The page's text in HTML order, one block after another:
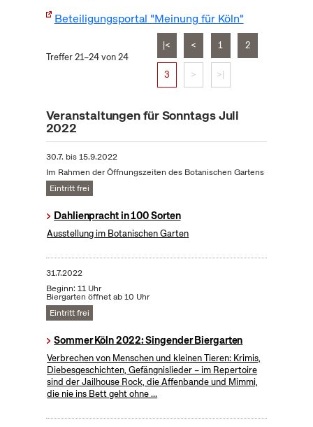
Beteiligungsportal "Meinung für Köln"
Treffer 21–24 von 24
|< < 1 2
3 > >|
Veranstaltungen für Sonntags Juli
2022
30.7. bis15.9.2022
Im Rahmen der Öffnungszeiten des Botanischen Gartens
Eintritt frei
Dahlienpracht in 100 Sorten
Ausstellung im Botanischen Garten
31.7.2022
Beginn: 11 Uhr
Biergarten öffnet ab 10 Uhr
Eintritt frei
Sommer Köln 2022: Singender Biergarten
Verbrechen von Menschen und kleinen Tieren: Krimis,
Diebesgeschichten, Gefängnislieder – im Repertoire
sind der Jailhouse Rock, die Affenbande und Mimmi,
die nie ins Bett geht ohne ...